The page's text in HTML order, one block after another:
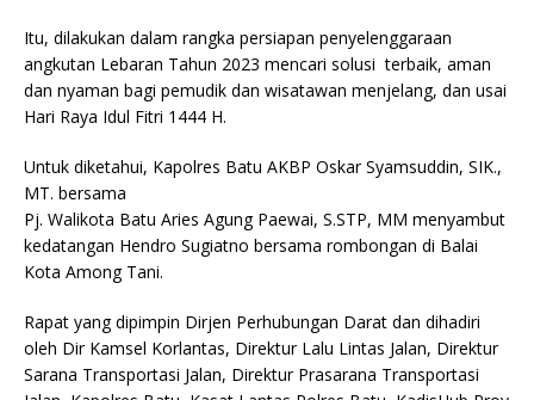
Itu, dilakukan dalam rangka persiapan penyelenggaraan
angkutan Lebaran Tahun 2023 mencari solusi terbaik, aman
dan nyaman bagi pemudik dan wisatawan menjelang, dan usai
Hari Raya Idul Fitri 1444 H.
Untuk diketahui, Kapolres Batu AKBP Oskar Syamsuddin, SIK.,
MT. bersama
Pj. Walikota Batu Aries Agung Paewai, S.STP, MM menyambut
kedatangan Hendro Sugiatno bersama rombongan di Balai
Kota Among Tani.
Rapat yang dipimpin Dirjen Perhubungan Darat dan dihadiri
oleh Dir Kamsel Korlantas, Direktur Lalu Lintas Jalan, Direktur
Sarana Transportasi Jalan, Direktur Prasarana Transportasi